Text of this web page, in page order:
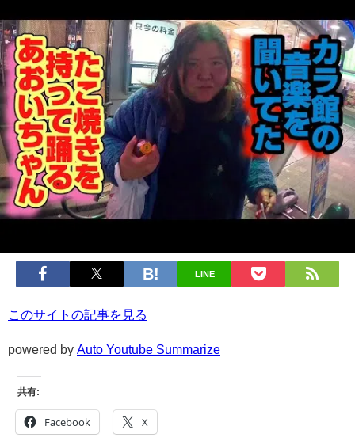
LINE
このサイトの記事を見る
powered by Auto Youtube Summarize
共有:
Facebook X